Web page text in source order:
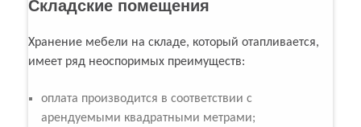
Складские помещения
Хранение мебели на складе, который отапливается,
имеет ряд неоспоримых преимуществ:
оплата производится в соответствии с
арендуемыми квадратными метрами;